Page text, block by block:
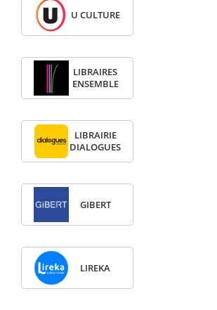
U CULTURE
LIBRAIRES
ENSEMBLE
LIBRAIRIE
DIALOGUES
GIBERT
LIREKA